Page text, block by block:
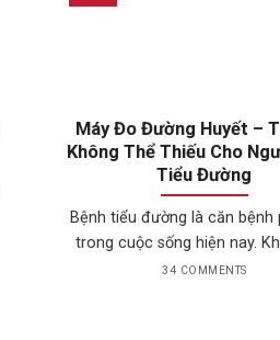
Máy Đo Đường Huyết –
Không Thể Thiếu Cho
Tiểu Đường
Bệnh tiểu đường là căn bệnh
trong cuộc sống hiện nay.
34 COMMENTS